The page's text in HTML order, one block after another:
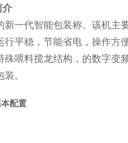
介
一代智能包装称。该机主
平稳，节能省电，操作方
喂料搅龙结构，的数字
。
配置